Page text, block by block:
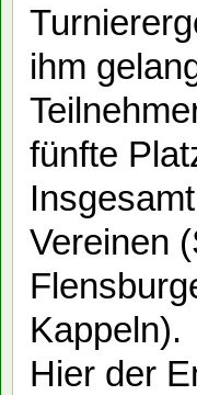
ihm
fünfte
Vereinen
Kappeln).
Hier der